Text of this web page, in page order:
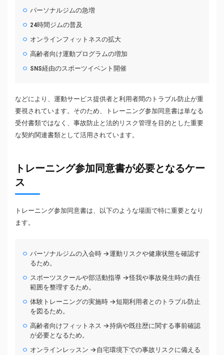
パーソナルジムの急増
24時間ジムの普及
オンラインフィットネスの拡大
高齢者向け運動プログラムの増加
SNS経由のスポーツイベント開催
などにより、運動サービス提供者と利用者間のトラブル防止が重
要視されています。そのため、トレーニング参加同意書は単なる
受付書類ではなく、事故防止と法的リスク管理を目的とした重要
な契約関連書類として活用されています。
トレーニング参加同意書が必要となるケー
ス
トレーニング参加同意書は、以下のような場面で特に重要となり
ます。
パーソナルジムの入会時 →運動リスクや健康状態を確認す
るため。
スポーツスクールや部活動指導 →怪我や事故発生時の責任
範囲を整理するため。
体験トレーニングの実施時 →短期利用者とのトラブル防止
を図るため。
高齢者向けフィットネス →持病や既往歴に関する事前確認
が必要となるため。
オンラインレッスン →自宅環境下での事故リスクに備える